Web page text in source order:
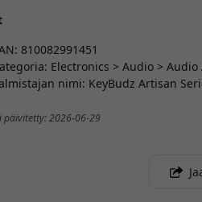
810082991451
Electronics > Audio > Audio
nimi: KeyBudz Artisan
päivitetty: 2026-06-29